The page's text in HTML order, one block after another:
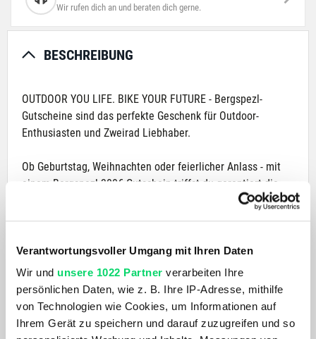
Verantwortungsvoller Umgang mit Ihren Daten
Wir und unsere 1022 Partner verarbeiten Ihre
persönlichen Daten, wie z. B. Ihre IP-Adresse, mithilfe
von Technologien wie Cookies, um Informationen auf
Ihrem Gerät zu speichern und darauf zuzugreifen und so
Wir rufen dich an und beraten dich gerne.
BESCHREIBUNG
OUTDOOR YOU LIFE. BIKE YOUR FUTURE - Bergspezl-
Gutscheine sind das perfekte Geschenk für Outdoor-
Enthusiasten und Zweirad Liebhaber.
Ob Geburtstag, Weihnachten oder feierlicher Anlass - mit
einem Bergspezl 300€ Gutschein triffst du garantiert die
richtige Wahl und bietest dem/der glücklichen Beschenkten
eine tolle Auswahl hochwertige Produkte von top Marken
mehr! Der im Bergspezl Onlineshop erworbenen Gutschein
ist auch in jeder Bergspezl Filiale gültig.
PDF - 300€ Gutschein selbst ausdrucken (1 Werktag)
Das ideale Last-Minute-Geschenk ist nur ein paar Klicks